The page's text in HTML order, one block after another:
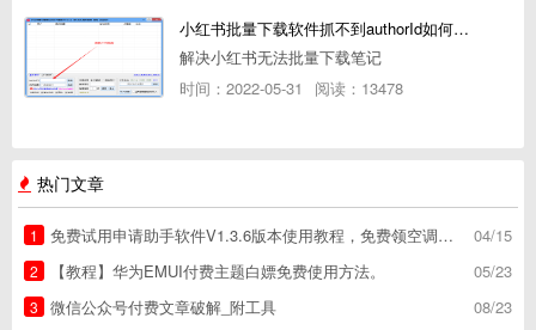
小红书批量下载软件抓不到authorId如何解决
解决小红书无法批量下载笔记
时间：2022-05-31
阅读：13478
热门文章
04/15
1
免费试用申请助手软件V1.3.6版本使用教程，免费领空调冰箱，附下载地址
05/23
2
【教程】华为EMUI付费主题白嫖免费使用方法。
08/23
3
微信公众号付费文章破解_附工具